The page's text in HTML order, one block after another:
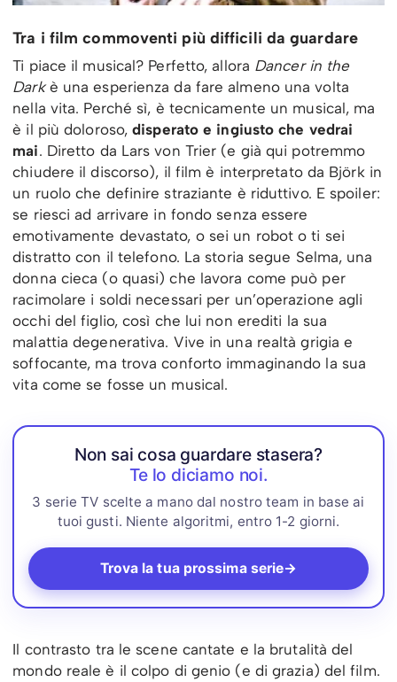
Tra i film commoventi più difficili da guardare
Ti piace il musical? Perfetto, allora Dancer in the
Darkè una esperienza da fare almeno una volta
nella vita. Perché sì, è tecnicamente un musical, ma
è il più doloroso, disperato e ingiusto che vedrai
mai. Diretto da Lars von Trier (e già qui potremmo
chiudere il discorso), il film è interpretato da Björk in
un ruolo che definire straziante è riduttivo. E spoiler:
se riesci ad arrivare in fondo senza essere
emotivamente devastato, o sei un robot o ti sei
distratto con il telefono. La storia segue Selma, una
donna cieca (o quasi) che lavora come può per
racimolare i soldi necessari per un’operazione agli
occhi del figlio, così che lui non erediti la sua
malattia degenerativa. Vive in una realtà grigia e
soffocante, ma trova conforto immaginando la sua
vita come se fosse un musical.
Non sai cosa guardare stasera?
Te lo diciamo noi.
3 serie TV scelte a mano dal nostro team in base ai
tuoi gusti. Niente algoritmi, entro 1-2 giorni.
Trova la tua prossima serie→
Il contrasto tra le scene cantate e la brutalità del
mondo reale è il colpo di genio (e di grazia) del film.